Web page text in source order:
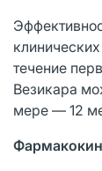
течение
Везикара
мере — 12